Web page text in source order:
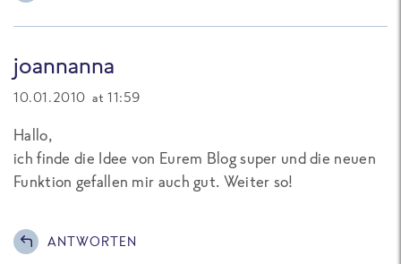
joannanna
10.01.2010 at 11:59
Hallo,
ich finde die Idee von Eurem Blog super und die neuen
Funktion gefallen mir auch gut. Weiter so!
ANTWORTEN